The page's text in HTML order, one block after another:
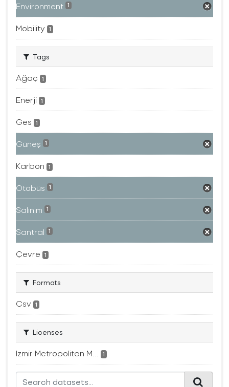
Environment 1
Mobility 1
Tags
Ağaç 1
Enerji 1
Ges 1
Güneş 1
Karbon 1
Otobüs 1
Salınım 1
Santral 1
Çevre 1
Formats
Csv 1
Licenses
Izmir Metropolitan M... 1